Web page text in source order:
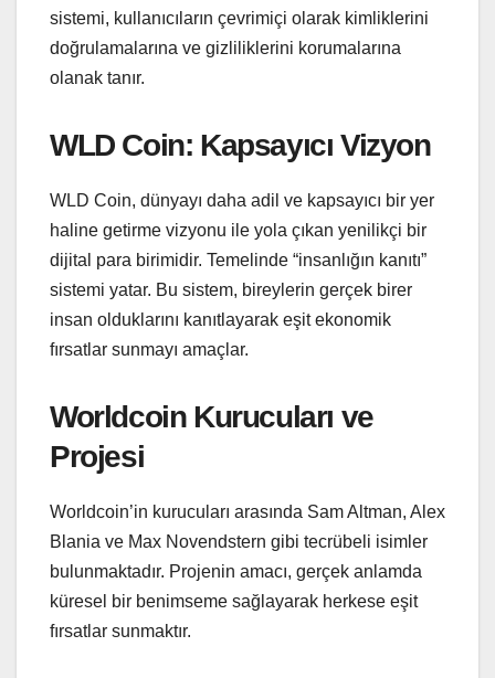
sistemi, kullanıcıların çevrimiçi olarak kimliklerini
doğrulamalarına ve gizliliklerini korumalarına
olanak tanır.
WLD Coin: Kapsayıcı Vizyon
WLD Coin, dünyayı daha adil ve kapsayıcı bir yer
haline getirme vizyonu ile yola çıkan yenilikçi bir
dijital para birimidir. Temelinde “insanlığın kanıtı”
sistemi yatar. Bu sistem, bireylerin gerçek birer
insan olduklarını kanıtlayarak eşit ekonomik
fırsatlar sunmayı amaçlar.
Worldcoin Kurucuları ve
Projesi
Worldcoin’in kurucuları arasında Sam Altman, Alex
Blania ve Max Novendstern gibi tecrübeli isimler
bulunmaktadır. Projenin amacı, gerçek anlamda
küresel bir benimseme sağlayarak herkese eşit
fırsatlar sunmaktır.